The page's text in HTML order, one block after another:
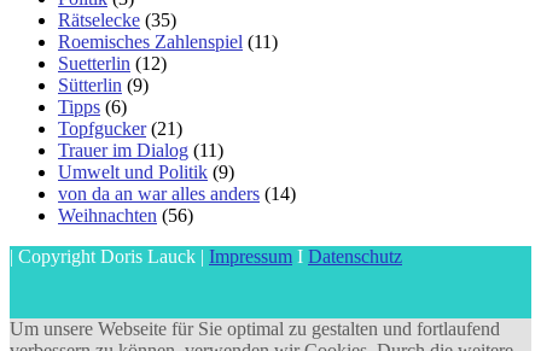
Rätselecke (35)
Roemisches Zahlenspiel (11)
Suetterlin (12)
Sütterlin (9)
Tipps (6)
Topfgucker(21)
Trauer im Dialog (11)
Umwelt und Politik (9)
von da an war alles anders (14)
Weihnachten (56)
| Copyright Doris Lauck | Impressum I Datenschutz
Um unsere Webseite für Sie optimal zu gestalten und fortlaufend